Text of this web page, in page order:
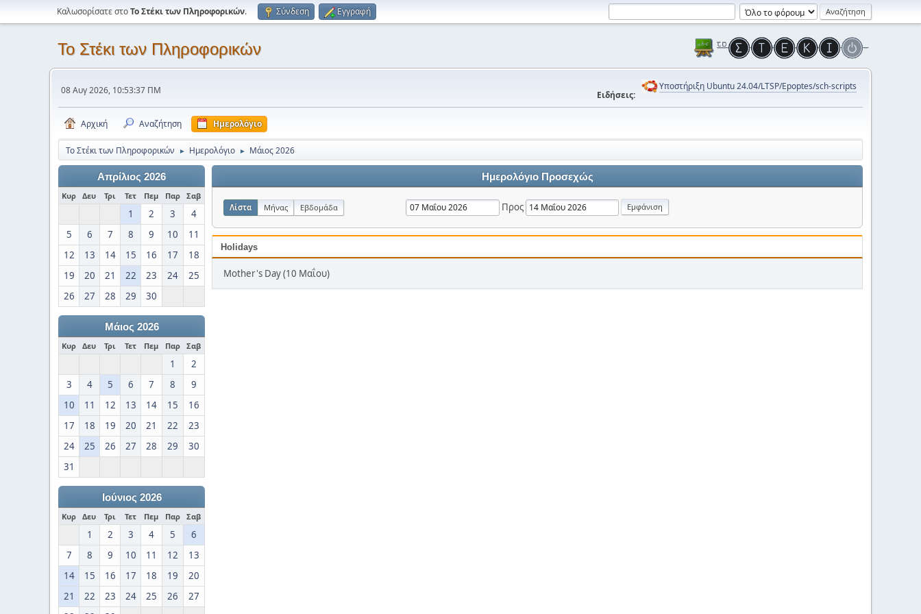
Καλωσορίσατε στοΤο Στέκι των Πληροφορικών. Σύνδεση Εγγραφή
Το Στέκι των Πληροφορικών
08 Αυγ 2026, 10:53:37 ΠΜ Ειδήσεις:
Υποστήριξη Ubuntu 24.04/LTSP/Epoptes/sch-scripts
Αρχική Αναζήτηση Ημερολόγιο
Το Στέκι των Πληροφορικών ► Ημερολόγιο ► Μάιος 2026
Απρίλιος 2026
Κυρ Δευ Τρι Τετ Πεμ Παρ Σαβ
1 2 3
4
5
6 7 8 9 10
11
12
13 14 15 16 17
18
19
20 21 22 23 24
25
26
27 28 29 30
Μάιος 2026
Κυρ Δευ Τρι Τετ Πεμ Παρ Σαβ
1
2
3
4 5 6 7 8
9
10
11 12 13 14 15
16
17
18 19 20 21 22
23
24
25 26 27 28 29
30
31
Ιούνιος 2026
Κυρ Δευ Τρι Τετ Πεμ Παρ Σαβ
1 2 3 4 5
6
7
8 9 10 11 12
13
14
15 16 17 18 19
20
21
22 23 24 25 26
27
Ημερολόγιο Προσεχώς
Λίστα Μήνας Εβδομάδα Προς
Holidays
Mother's Day (10 Μαΐου)